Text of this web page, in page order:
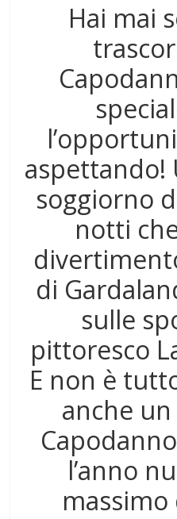
Hai mai
aspettando!
soggiorno
notti
di
sulle
pittoresco
E non è
anche
l’anno